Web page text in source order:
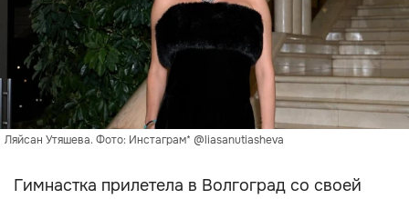
Ляйсан Утяшева. Фото: Инстаграм* @liasanutiasheva
Гимнастка прилетела в Волгоград со своей